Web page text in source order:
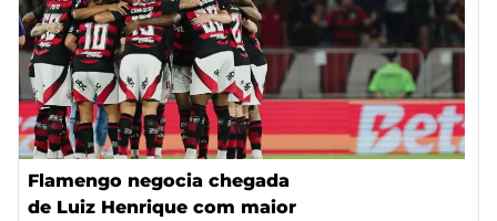
Flamengo negocia chegada
de Luiz Henrique com maior